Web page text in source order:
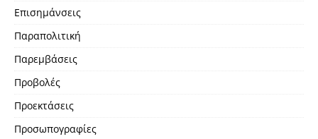
Επισημάνσεις
Παραπολιτική
Παρεμβάσεις
Προβολές
Προεκτάσεις
Προσωπογραφίες